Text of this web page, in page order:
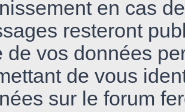
en cas
resteront
de vos données
de vous
sur le forum